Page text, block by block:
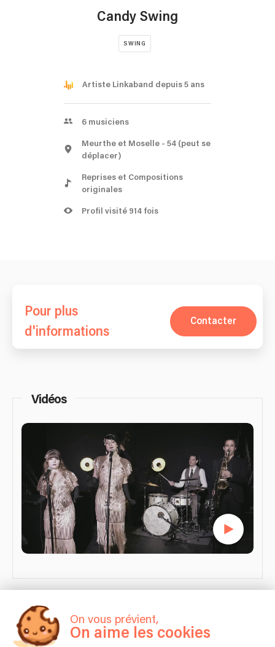
Candy Swing
SWING
Artiste Linkaband depuis 5 ans
6 musiciens
Meurthe et Moselle - 54 (peut se
déplacer)
Reprises et Compositions
originales
Profil visité 914 fois
Pour plus
d'informations
Contacter
Vidéos
Description
On vous prévient,
On aime les cookies